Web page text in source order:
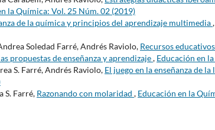
la Química: Vol. 25 Núm. 02 (2019)
de la química y principios del aprendizaje multimedia,
Soledad Farré, Andrés Raviolo, Recursos
propuestas de enseñanza y aprendizaje, Educación en
S. Farré, Andrés Raviolo, El juego en la enseñanza de
S. Farré, Razonando con molaridad , Educación en la